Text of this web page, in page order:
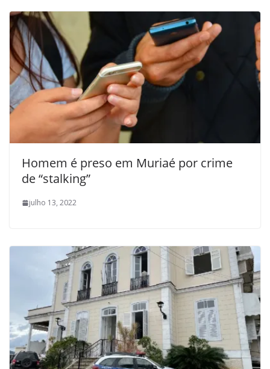
Homem é preso em Muriaé por crime
de “stalking”
julho 13, 2022